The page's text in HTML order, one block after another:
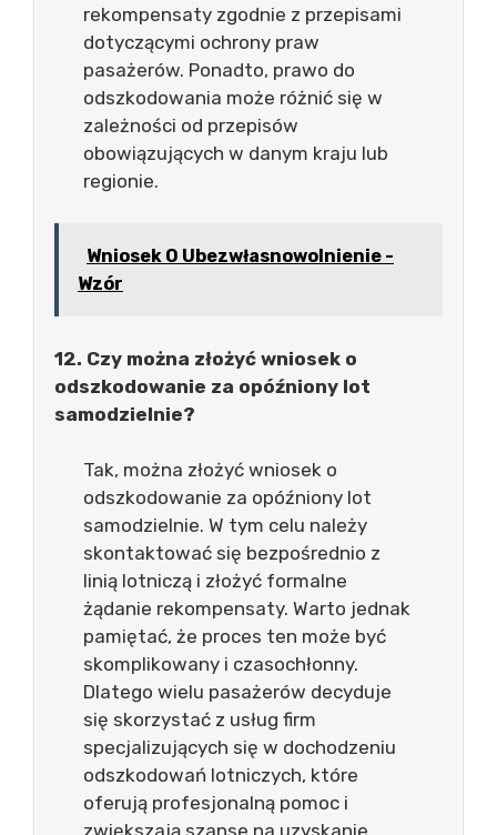
rekompensaty zgodnie z przepisami
dotyczącymi ochrony praw
pasażerów. Ponadto, prawo do
odszkodowania może różnić się w
zależności od przepisów
obowiązujących w danym kraju lub
regionie.
Wniosek O Ubezwłasnowolnienie -
Wzór
12. Czy można złożyć wniosek o
odszkodowanie za opóźniony lot
samodzielnie?
Tak, można złożyć wniosek o
odszkodowanie za opóźniony lot
samodzielnie. W tym celu należy
skontaktować się bezpośrednio z
linią lotniczą i złożyć formalne
żądanie rekompensaty. Warto jednak
pamiętać, że proces ten może być
skomplikowany i czasochłonny.
Dlatego wielu pasażerów decyduje
się skorzystać z usług firm
specjalizujących się w dochodzeniu
odszkodowań lotniczych, które
oferują profesjonalną pomoc i
zwiększają szanse na uzyskanie